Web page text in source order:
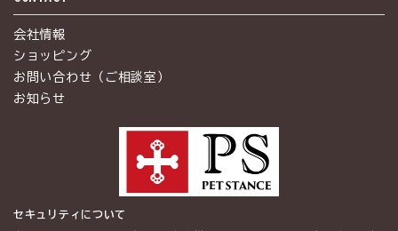
会社情報
ショッピング
お問い合わせ（ご相談室）
お知らせ
セキュリティについて